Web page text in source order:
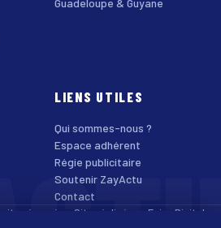
LIENS UTILES
Qui sommes-nous ?
Espace adhérent
Régie publicitaire
Soutenir ZayActu
Contact
réservés. · Site réalisé par Enjoy Digital